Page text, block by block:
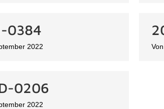
0384
2022 Von
0206
2022